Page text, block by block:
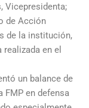
Vicepresidenta;
de Acción
de la institución,
en el
un balance de
FMP en defensa